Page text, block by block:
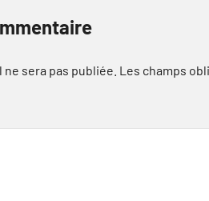
sera pas publiée. Les champs